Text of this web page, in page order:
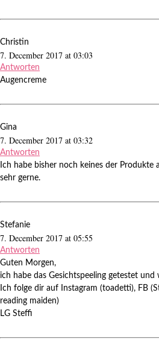
Christin
7. December 2017 at 03:03
Antworten
Augencreme
Gina
7. December 2017 at 03:32
Antworten
Ich habe bisher noch keines der Produkte
sehr gerne.
Stefanie
7. December 2017 at 05:55
Antworten
Guten Morgen,
ich habe das Gesichtspeeling getestet und
Ich folge dir auf Instagram (toadetti), FB
reading maiden)
LG Steffi